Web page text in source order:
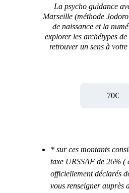
70€
La psycho guidance
Marseille (méthode
de naissance et la
explorer les archétypes
retrouver un sens à
* sur ces montants
taxe URSSAF de 26% (
officiellement déclarés
vous renseigner auprès